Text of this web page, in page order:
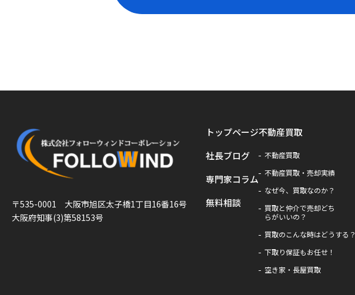
〒535-0001 大阪市旭区太子橋1丁目16番16号
大阪府知事(3)第58153号
トップページ
社長ブログ
専門家コラム
無料相談
不動産買取
不動産買取
不動産買取・売却実績
なぜ今、買取なのか？
買取と仲介で売却どち
らがいいの？
買取のこんな時はどうする？
下取り保証もお任せ！
空き家・長屋買取